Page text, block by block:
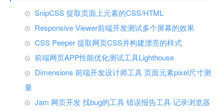
SnipCSS 提取页面上元素的CSS/HTML
Responsive Viewer前端开发测试多个屏幕的效果
CSS Peeper 提取网页CSS并构建漂亮的样式
前端网页APP性能优化测试工具Lighthouse
Dimensions 前端开发设计师工具 页面元素pixel尺寸测
量
Jam 网页开发 找bug的工具 错误报告工具 记录浏览器